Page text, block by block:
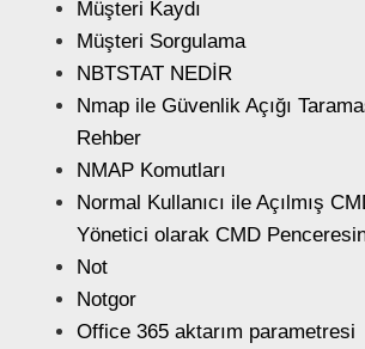
Müşteri Kaydı
Müşteri Sorgulama
NBTSTAT NEDİR
Nmap ile Güvenlik Açığı
Rehber
NMAP Komutları
Normal Kullanıcı ile Açılmış
Yönetici olarak CMD
Not
Notgor
Office 365 aktarım parametresi